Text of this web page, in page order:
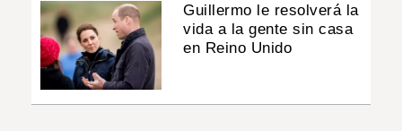
Guillermo le resolverá la
vida a la gente sin casa
en Reino Unido